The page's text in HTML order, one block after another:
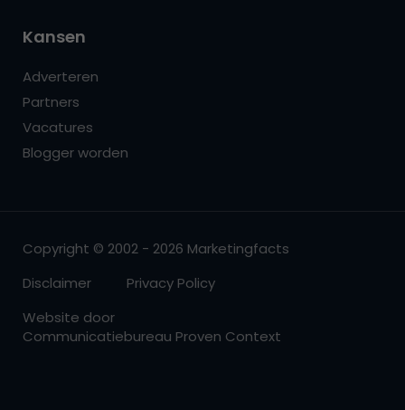
Kansen
Adverteren
Partners
Vacatures
Blogger worden
Copyright © 2002 - 2026 Marketingfacts
Disclaimer
Privacy Policy
Website door
Communicatiebureau Proven Context